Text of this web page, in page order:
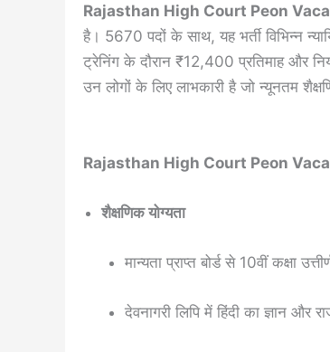
Rajasthan High Court Peon
है। 5670 पदों के साथ, यह भर्ती विभिन्न
ट्रेनिंग के दौरान ₹12,400 प्रतिमाह और
उन लोगों के लिए लाभकारी है जो न्यूनतम
Rajasthan High Court Peon
शैक्षणिक योग्यता
मान्यता प्राप्त बोर्ड से 10वीं कक्षा
देवनागरी लिपि में हिंदी का ज्ञान और